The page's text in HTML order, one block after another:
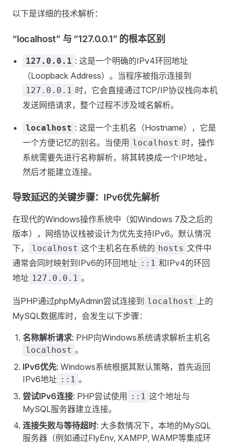
以下是详细的技术解析：
“localhost” 与 “127.0.0.1” 的根本区别
127.0.0.1 : 这是一个明确的IPv4环回地址
（Loopback Address）。当程序被指示连接到
127.0.0.1 时，它会直接通过TCP/IP协议栈向本机
发送网络请求，整个过程不涉及域名解析。
localhost : 这是一个主机名（Hostname），它是
一个方便记忆的别名。当使用 localhost 时，操作
系统需要先进行名称解析，将其转换成一个IP地址，
然后才能建立连接。
导致延迟的关键步骤：IPv6优先解析
在现代的Windows操作系统中（如Windows 7及之后的
版本），网络协议栈被设计为优先支持IPv6。默认情况
下，
localhost 这个主机名在系统的 hosts 文件中
通常会同时映射到IPv6的环回地址 ::1 和IPv4的环回
地址 127.0.0.1 。
当PHP通过phpMyAdmin尝试连接到 localhost 上的
MySQL数据库时，会发生以下步骤：
名称解析请求: PHP向Windows系统请求解析主机名
localhost 。
IPv6优先: Windows系统根据其默认策略，首先返回
IPv6地址 ::1 。
尝试IPv6连接: PHP尝试使用 ::1 这个地址与
MySQL服务器建立连接。
连接失败与等待超时: 大多数情况下，本地的MySQL
服务器（例如通过FlyEnv, XAMPP, WAMP等集成环